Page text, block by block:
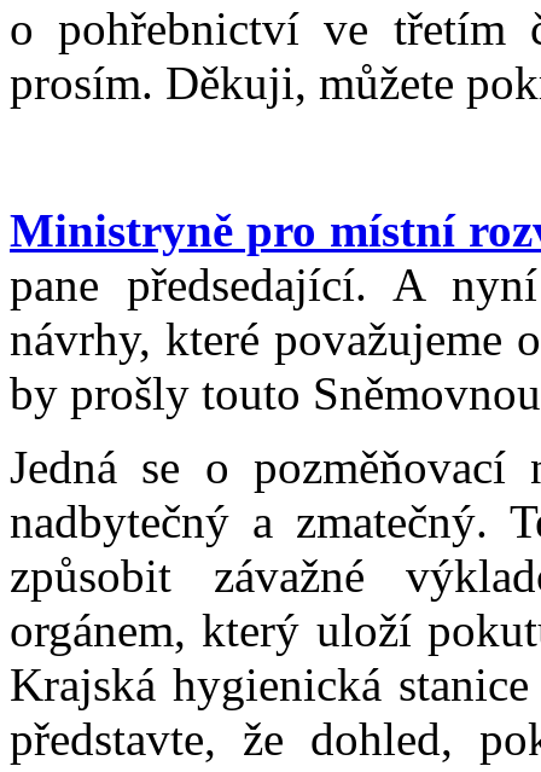
o pohřebnictví ve třetím
prosím. Děkuji, můžete
Ministryně pro místní
pane předsedající. A
návrhy, které považujeme
by prošly touto
Jedná se o
nadbytečný a zmatečný.
způsobit závažné
orgánem, který uloží
Krajská hygienická
představte, že dohled,